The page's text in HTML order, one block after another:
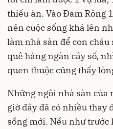
thiếu ăn. Vào Đam Rông
nên cuộc sống khá lên
làm nhà sàn để con
quê hàng ngàn cây số,
quen thuộc cũng thấy
Những ngôi nhà sàn của
giờ đây đã có nhiều thay
sống mới. Nếu như trước